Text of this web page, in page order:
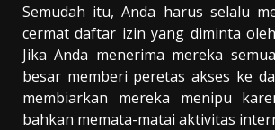
Semudah itu, Anda harus selalu
cermat daftar izin yang diminta
Jika Anda menerima mereka
besar memberi peretas akses ke
membiarkan mereka menipu
bahkan memata-matai aktivitas